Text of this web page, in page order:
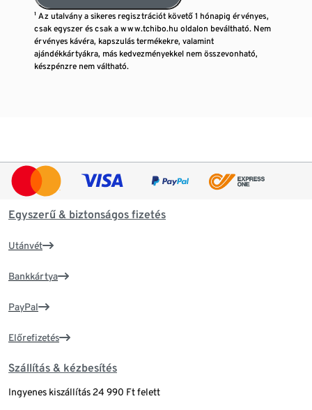
¹ Az utalvány a sikeres regisztrációt követő 1 hónapig érvényes,
csak egyszer és csak a www.tchibo.hu oldalon beváltható. Nem
érvényes kávéra, kapszulás termékekre, valamint
ajándékkártyákra, más kedvezményekkel nem összevonható,
készpénzre nem váltható.
Egyszerű & biztonságos fizetés
Utánvét
Bankkártya
PayPal
Előrefizetés
Szállítás & kézbesítés
Ingyenes kiszállítás 24 990 Ft felett